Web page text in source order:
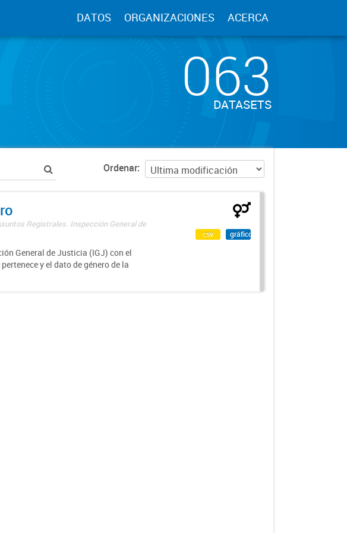
DATOS ORGANIZACIONES ACERCA
063
DATASETS
Ordenar
Registrales. Inspección General de
General de Justicia (IGJ) con el
y el dato de género de la
csv gráfico